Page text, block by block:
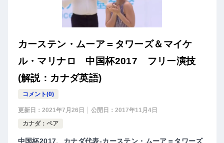
カーステン・ムーア＝タワーズ＆マイケ
ル・マリナロ 中国杯2017 フリー演技
(解説：カナダ英語)
コメント(0)
更新日： 2021年7月26日 公開日： 2017年11月4日
カナダ：ペア
中国杯2017、カナダ代表-カーステン・ムーア＝タワーズ